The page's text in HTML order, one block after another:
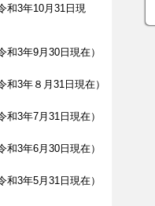
和3年10月31日現
和3年9月30日現在）
和3年８月31日現在）
和3年7月31日現在）
和3年6月30日現在）
和3年5月31日現在）